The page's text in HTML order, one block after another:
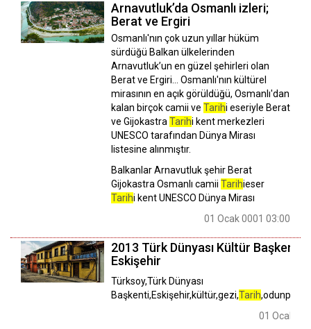
Arnavutluk’da Osmanlı izleri;
Berat ve Ergiri
Osmanlı'nın çok uzun yıllar hüküm
sürdüğü Balkan ülkelerinden
Arnavutluk’un en güzel şehirleri olan
Berat ve Ergiri… Osmanlı'nın kültürel
mirasının en açık görüldüğü, Osmanlı'dan
kalan birçok camii ve Tarihi eseriyle Berat
ve Gijokastra Tarihi kent merkezleri
UNESCO tarafından Dünya Mirası
listesine alınmıştır.
Balkanlar Arnavutluk şehir Berat
Gijokastra Osmanlı camii Tarihieser
Tarihi kent UNESCO Dünya Mirası
01 Ocak 0001 03:00
2013 Türk Dünyası Kültür Başkenti
Eskişehir
Türksoy,Türk Dünyası
Başkenti,Eskişehir,kültür,gezi,Tarih
01 Ocak